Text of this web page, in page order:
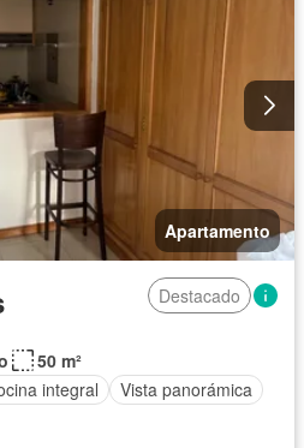
Apartamento
Destacado
50 m²
integral
Vista panorámica